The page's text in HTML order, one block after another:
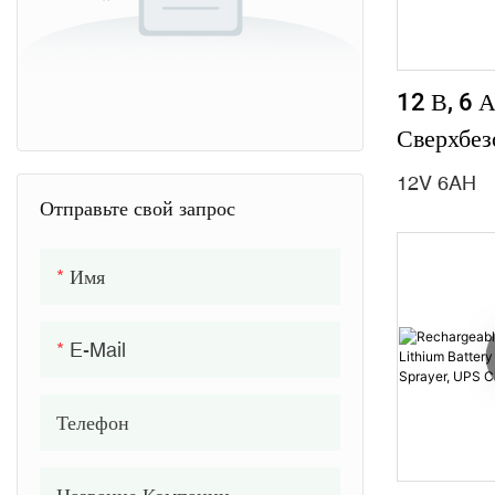
Отправьте свой запрос
Имя
E-Mail
Телефон
12 В, 6
Литиевая
12V 6AH